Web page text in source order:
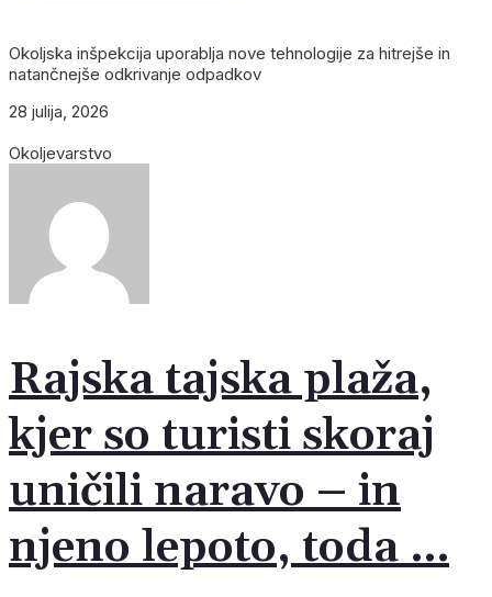
Okoljska inšpekcija uporablja nove tehnologije za hitrejše in
natančnejše odkrivanje odpadkov
28 julija, 2026
Okoljevarstvo
Rajska tajska plaža,
kjer so turisti skoraj
uničili naravo – in
njeno lepoto, toda …